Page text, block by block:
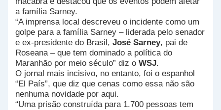
a família Sarney.
“A imprensa local descreveu o incidente como um
golpe para a família Sarney – liderada pelo senador
e ex-presidente do Brasil, José Sarney, pai de
Roseana – que tem dominado a política do
Maranhão por meio século” diz o WSJ.
O jornal mais incisivo, no entanto, foi o espanhol
“El País”, que diz que cenas como essa não são
nenhuma novidade por aqui.
“Uma prisão construída para 1.700 pessoas tem